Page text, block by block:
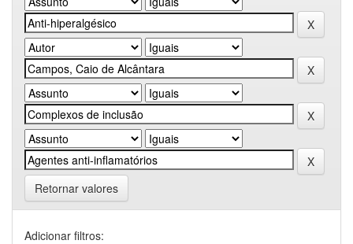
Retornar valores
Adicionar filtros: